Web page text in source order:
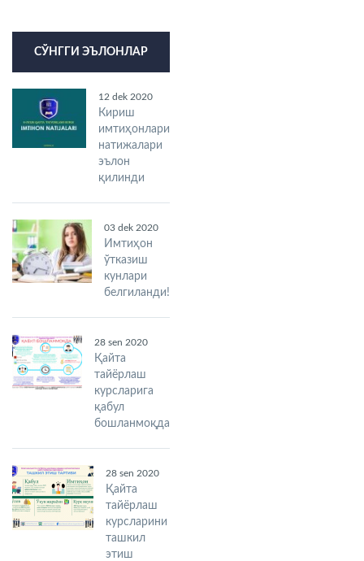
СЎНГГИ ЭЪЛОНЛАР
12 dek 2020
Кириш
имтиҳонлари
натижалари
эълон
қилинди
03 dek 2020
Имтиҳон
ўтказиш
кунлари
белгиланди!
28 sen 2020
Қайта
тайёрлаш
курсларига
қабул
бошланмоқда
28 sen 2020
Қайта
тайёрлаш
курсларини
ташкил
этиш